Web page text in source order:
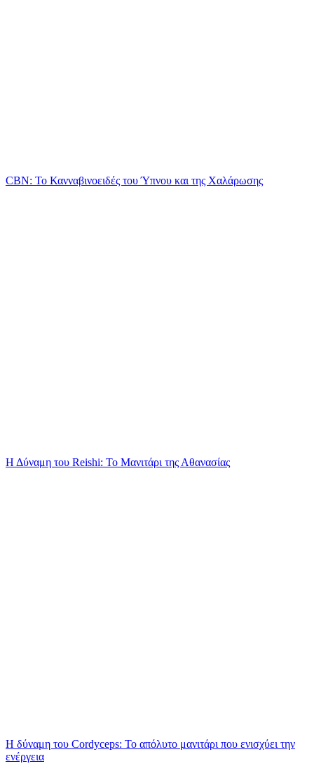
CBN: Το Κανναβινοειδές του Ύπνου και της Χαλάρωσης
Η Δύναμη του Reishi: Το Μανιτάρι της Αθανασίας
Η δύναμη του Cordyceps: Το απόλυτο μανιτάρι που ενισχύει την
ενέργεια